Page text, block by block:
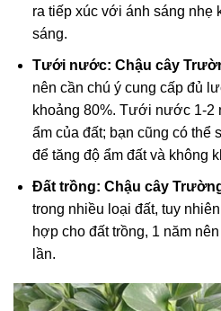
ra tiếp xúc với ánh sáng nhẹ
sáng.
Tưới nước: Chậu cây
nên cần chú ý cung cấp đủ
khoảng 80%. Tưới nước 1-2
ẩm của đất; bạn cũng có thể
để tăng độ ẩm đất và không
Đất trồng: Chậu cây
trong nhiều loại đất, tuy
hợp cho đất trồng, 1 năm
lần.